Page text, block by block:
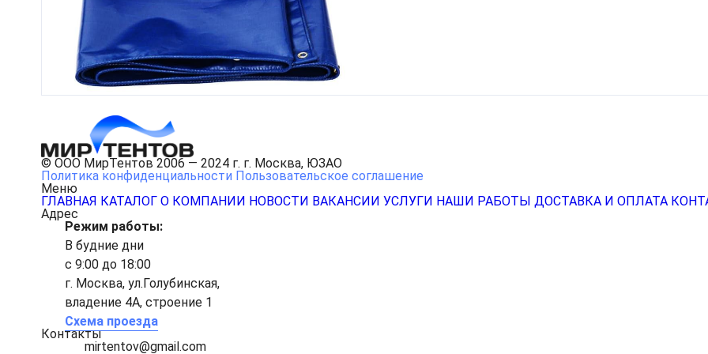
© ООО МирТентов 2006 — 2024 г. г. Москва, ЮЗАО
Политика конфиденциальности Пользовательское соглашение
Меню
ГЛАВНАЯ КАТАЛОГ О КОМПАНИИ НОВОСТИ ВАКАНСИИ УСЛУГИ НАШИ РАБОТЫ ДОСТАВКА И ОПЛАТА
Адрес
Режим работы:
В будние дни
с 9:00 до 18:00
г. Москва, ул.Голубинская,
владение 4А, строение 1
Схема проезда
Контакты
mirtentov@gmail.com